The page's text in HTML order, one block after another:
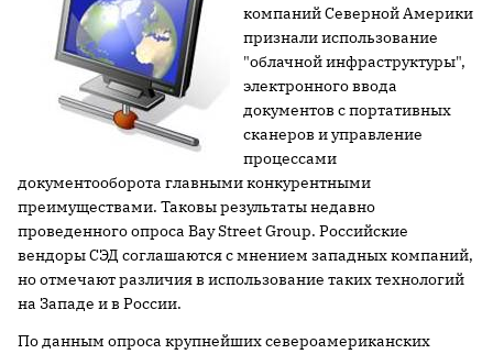
компаний Северной Америки
признали использование
"облачной инфраструктуры",
электронного ввода
документов с портативных
сканеров и управление
процессами
документооборота главными конкурентными
преимуществами. Таковы результаты недавно
проведенного опроса Bay Street Group. Российские
вендоры СЭД соглашаются с мнением западных компаний,
но отмечают различия в использование таких технологий
на Западе и в России.
По данным опроса крупнейших североамериканских